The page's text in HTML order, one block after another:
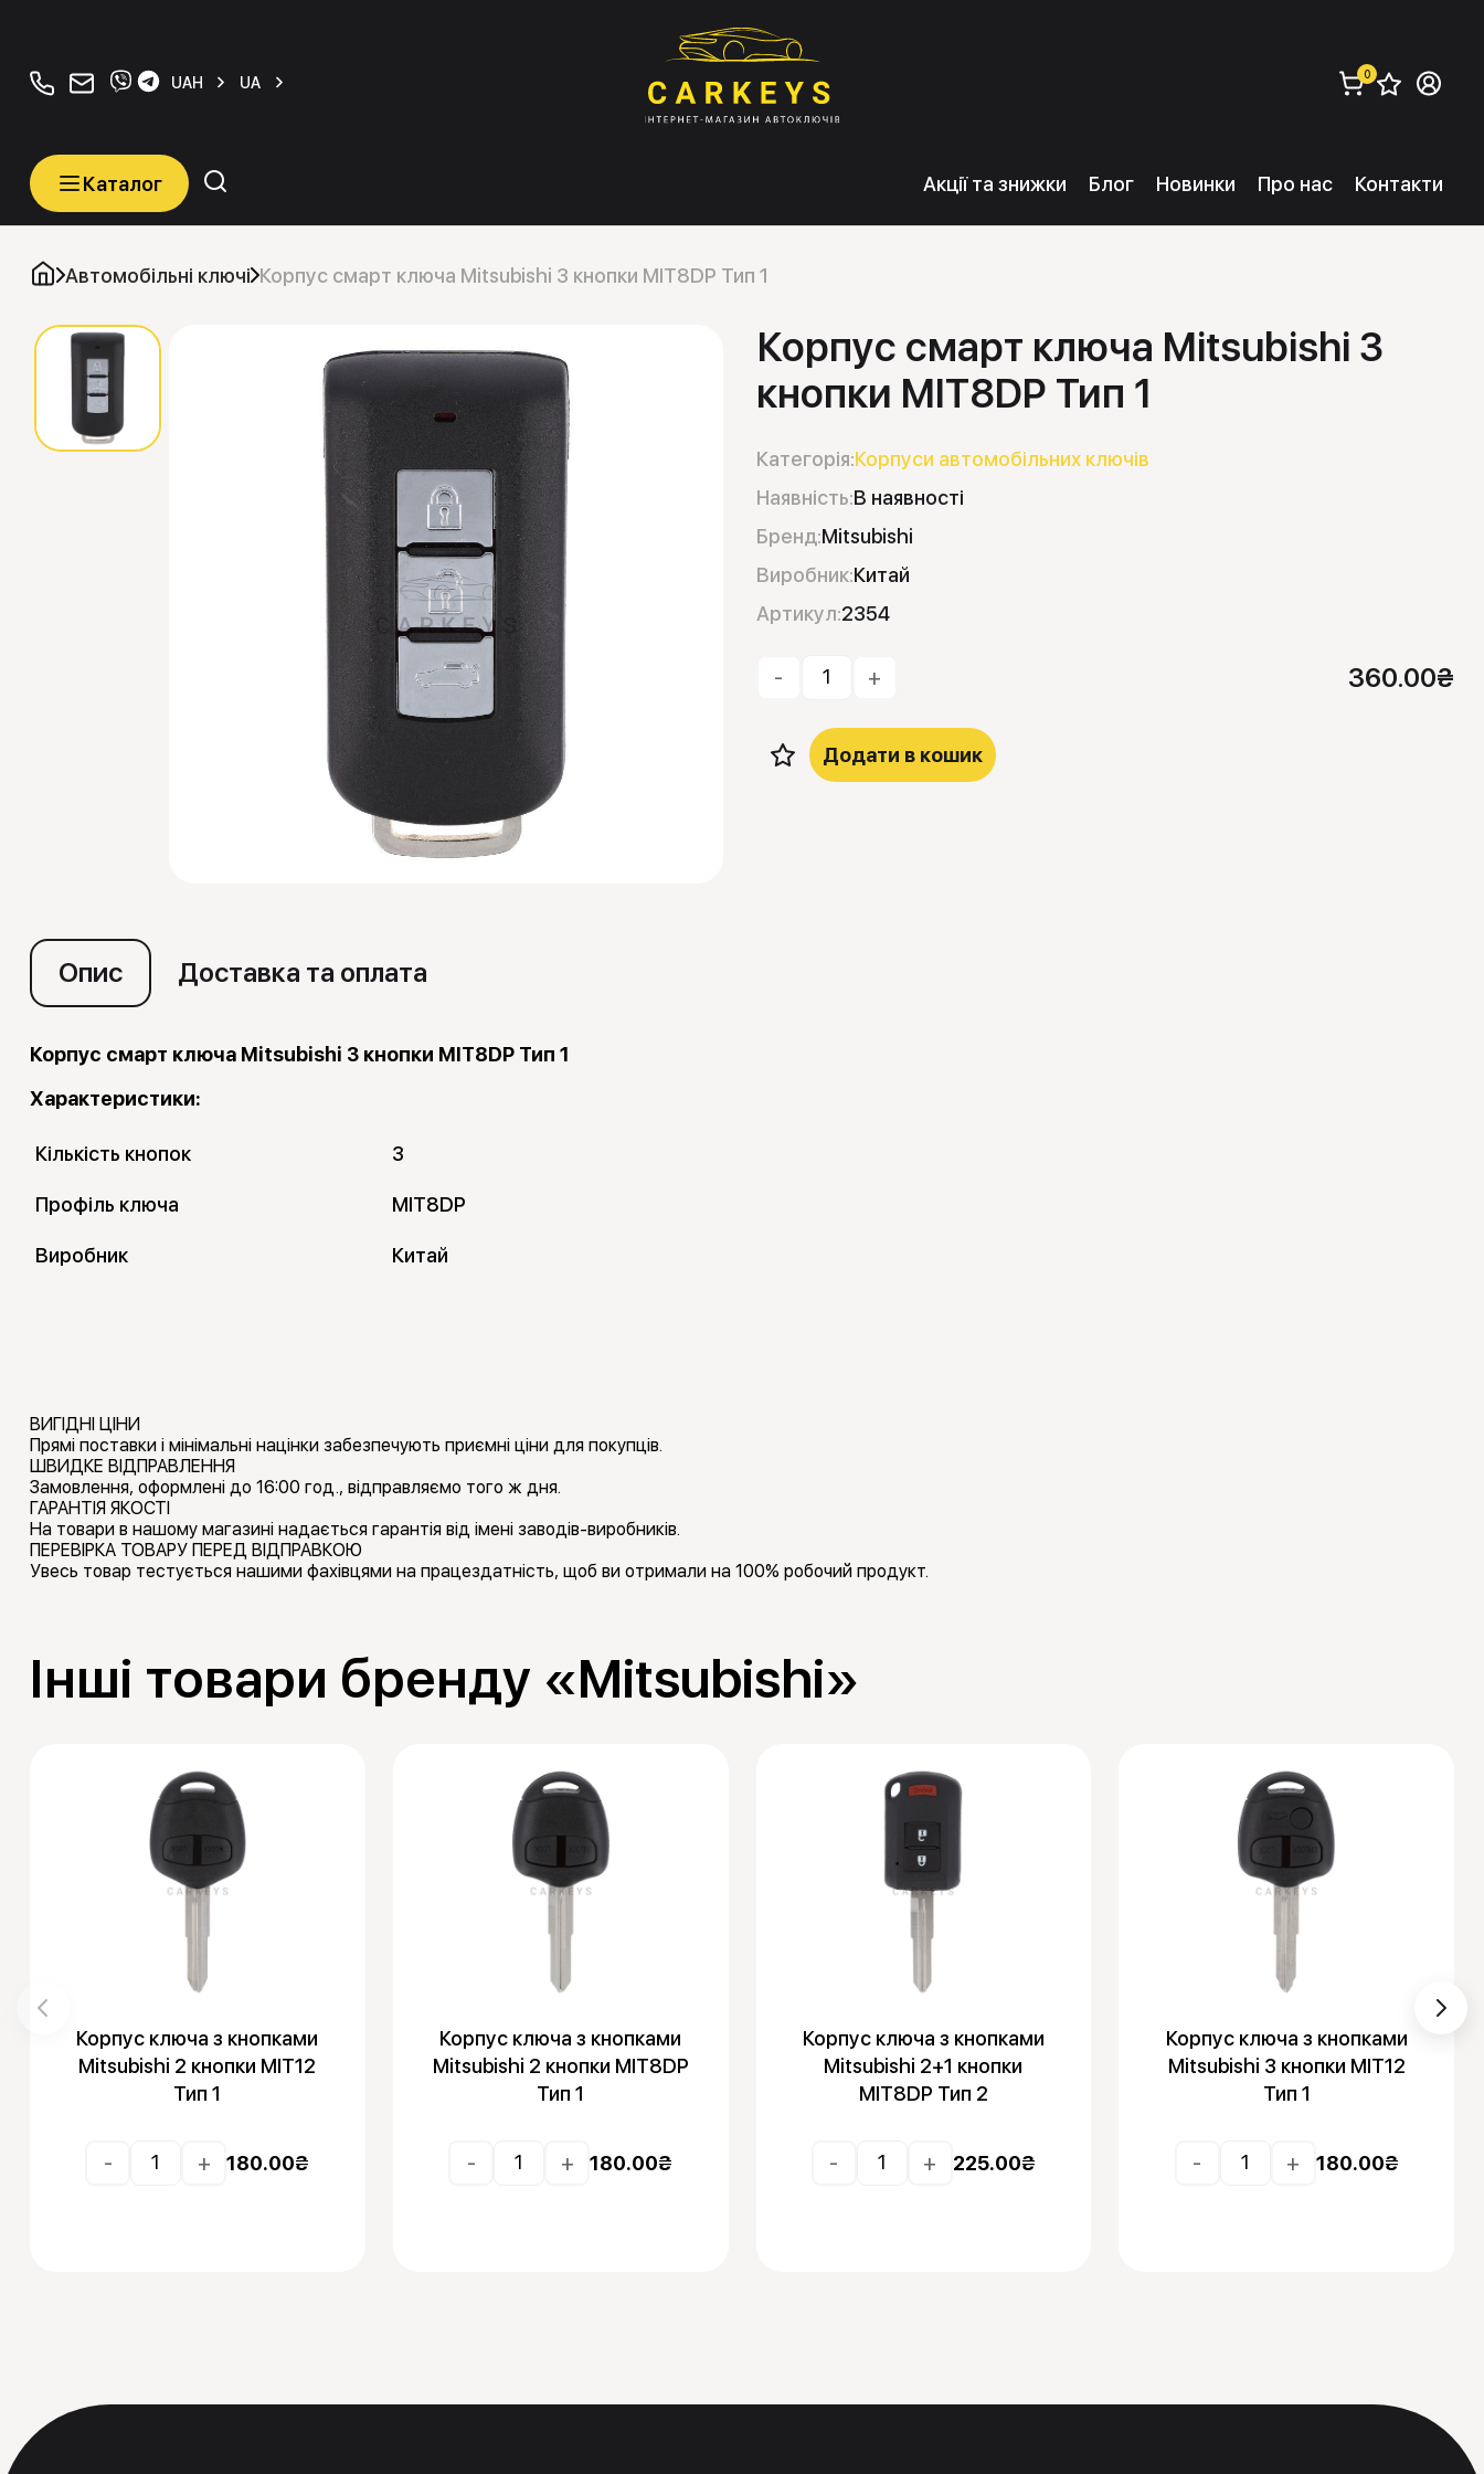
+380934077070
orders@carkeys.com.ua
UAH UA замовити (
0
Каталог
Каталог
Категорії
Автомобільні ключі
Транспордери (Чіпи)
Програматори
Акції та знижки Блог Новинки Про нас Контакти
Автомобільні ключі Корпус смарт ключа Mitsubishi 3 кнопки MIT8DP Тип 1
Корпус смарт ключа Mitsubishi 3
кнопки MIT8DP Тип 1
Категорія:Корпуси автомобільних ключів
Наявність:В наявності
Бренд:Mitsubishi
Виробник:Китай
Артикул:2354
- + 360.00₴
Додати в кошик
Опис Доставка та оплата
Корпус смарт ключа Mitsubishi 3 кнопки MIT8DP Тип 1
Характеристики:
Кількість кнопок 3
Профіль ключа MIT8DP
Виробник Китай
ВИГІДНІ ЦІНИ
Прямі поставки і мінімальні націнки забезпечують приємні ціни для покупців.
ШВИДКЕ ВІДПРАВЛЕННЯ
Замовлення, оформлені до 16:00 год., відправляємо того ж дня.
ГАРАНТІЯ ЯКОСТІ
На товари в нашому магазині надається гарантія від імені заводів-виробників.
ПЕРЕВІРКА ТОВАРУ ПЕРЕД ВІДПРАВКОЮ
Увесь товар тестується нашими фахівцями на працездатність, щоб ви отримали на 100% робочий продукт.
Інші товари бренду «Mitsubishi»
Корпус ключа з кнопками
Mitsubishi 2 кнопки MIT12
Тип 1
- + 180.00₴
Корпус ключа з кнопками
Mitsubishi 2 кнопки MIT8DP
Тип 1
- + 180.00₴
Корпус ключа з кнопками
Mitsubishi 2+1 кнопки
MIT8DP Тип 2
- + 225.00₴
Корпус ключа з кнопками
Mitsubishi 3 кнопки MIT12
Тип 1
- + 180.00₴